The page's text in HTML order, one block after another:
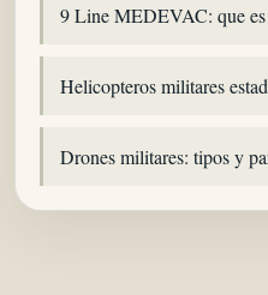
9 Line MEDEVAC: que
Helicopteros militares
Drones militares: tipos y